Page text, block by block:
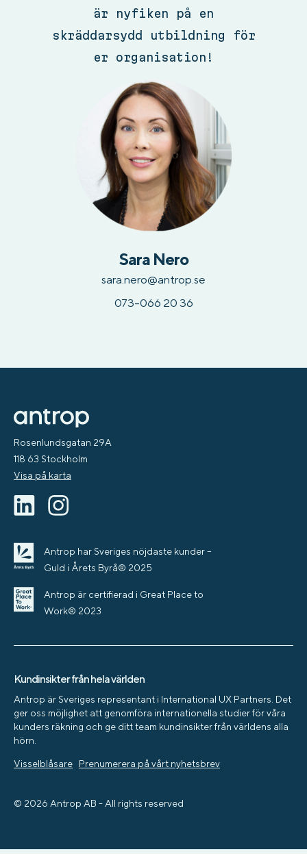
är nyfiken på en
skräddarsydd utbildning för
er organisation!
Sara Nero
sara.nero@antrop.se
073-066 20 36
Rosenlundsgatan 29A
118 63 Stockholm
Visa på karta
Antrop har Sveriges nöjdaste kunder –
Guld i Årets Byrå® 2025
Antrop är certifierad i Great Place to
Work® 2023
Kundinsikter från hela världen
Antrop är Sveriges representant i International UX Partners. Det
ger oss möjlighet att genomföra internationella studier för våra
kunders räkning och ge ditt team kundinsikter från världens alla
hörn.
Visselblåsare Prenumerera på vårt nyhetsbrev
© 2026 Antrop AB - All rights reserved